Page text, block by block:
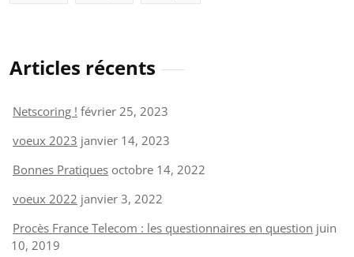
Articles récents
Netscoring ! février 25, 2023
voeux 2023 janvier 14, 2023
Bonnes Pratiques octobre 14, 2022
voeux 2022 janvier 3, 2022
Procès France Telecom : les questionnaires en question juin
10, 2019